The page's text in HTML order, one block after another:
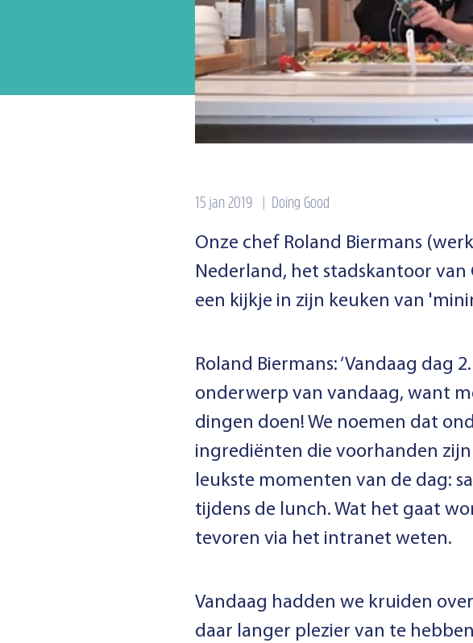
15 jan 2019 | Doing Good
Onze chef Roland Biermans
Nederland, het stadskantoor van
een kijkje in zijn keuken van
Roland Biermans: ‘Vandaag dag
onderwerp van vandaag, want
dingen doen! We noemen dat
ingrediënten die voorhanden zijn
leukste momenten van de dag:
tijdens de lunch. Wat het gaat
tevoren via het intranet weten.
Vandaag hadden we kruiden
daar langer plezier van te